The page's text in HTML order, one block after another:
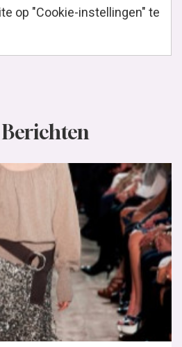
op "Cookie-instellingen" te